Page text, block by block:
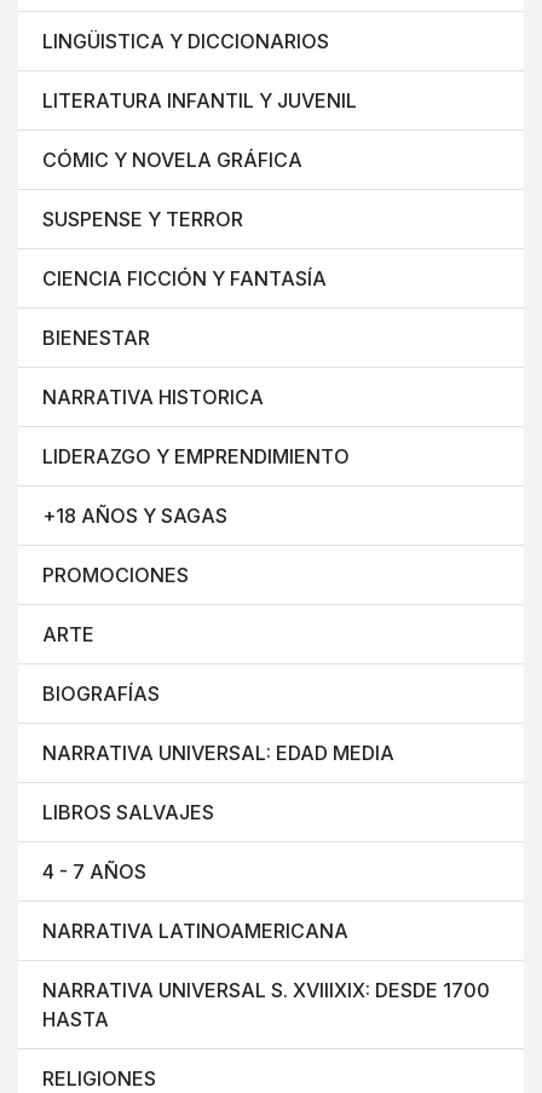
LINGÜISTICA Y DICCIONARIOS
LITERATURA INFANTIL Y JUVENIL
CÓMIC Y NOVELA GRÁFICA
SUSPENSE Y TERROR
CIENCIA FICCIÓN Y FANTASÍA
BIENESTAR
NARRATIVA HISTORICA
LIDERAZGO Y EMPRENDIMIENTO
+18 AÑOS Y SAGAS
PROMOCIONES
ARTE
BIOGRAFÍAS
NARRATIVA UNIVERSAL: EDAD MEDIA
LIBROS SALVAJES
4 - 7 AÑOS
NARRATIVA LATINOAMERICANA
NARRATIVA UNIVERSAL S. XVIIIXIX: DESDE 1700
HASTA
RELIGIONES